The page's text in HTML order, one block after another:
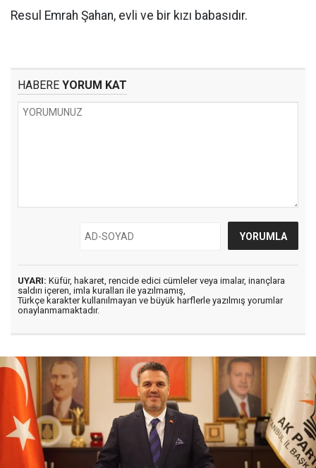
Resul Emrah Şahan, evli ve bir kızı babasıdır.
HABERE YORUM KAT
UYARI: Küfür, hakaret, rencide edici cümleler veya imalar, inançlara
saldırı içeren, imla kuralları ile yazılmamış,
Türkçe karakter kullanılmayan ve büyük harflerle yazılmış yorumlar
onaylanmamaktadır.